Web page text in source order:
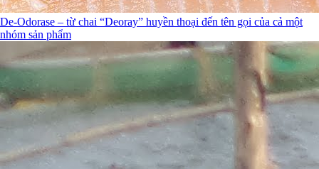
De-Odorase – từ chai “Deoray” huyền thoại đến tên gọi của cả một
nhóm sản phẩm